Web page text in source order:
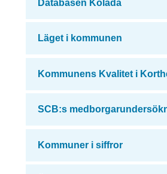
Databasen Kolada
Läget i kommunen
Kommunens Kvalitet i
SCB:s
Kommuner i siffror